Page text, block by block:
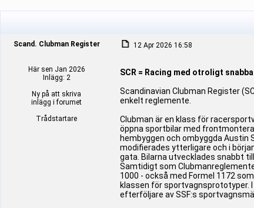
Scand. Clubman Register
Här sen Jan 2026
Inlägg: 2
Ny på att skriva
inlägg i forumet
Trådstartare
12 Apr 2026 16:58
SCR = Racing med otroligt
Scandinavian Clubman Register
enkelt reglemente.
Clubman är en klass för
öppna sportbilar med
hembyggen och ombyggda Austin
modifierades ytterligare och i
gata. Bilarna utvecklades snabbt
Samtidigt som
1000 - också med Formel 1172
klassen för sportvagnsprototyper.
efterföljare av SSF:s